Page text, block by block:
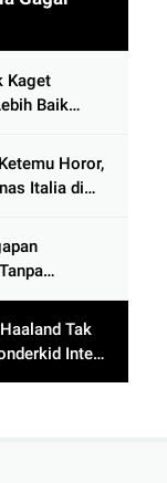
Kaget
Baik
Horor,
Italia di
Tak
Inter